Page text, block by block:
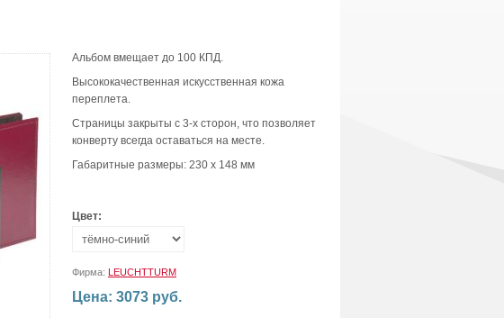
Альбом вмещает до 100 КПД.
Высококачественная искусственная кожа
переплета.
Страницы закрыты с 3-х сторон, что позволяет
конверту всегда оставаться на месте.
Габаритные размеры: 230 х 148 мм
Цвет:
Фирма: LEUCHTTURM
Цена: 3073 руб.